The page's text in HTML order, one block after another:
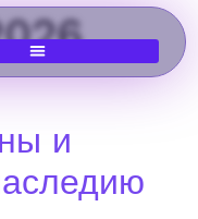
и